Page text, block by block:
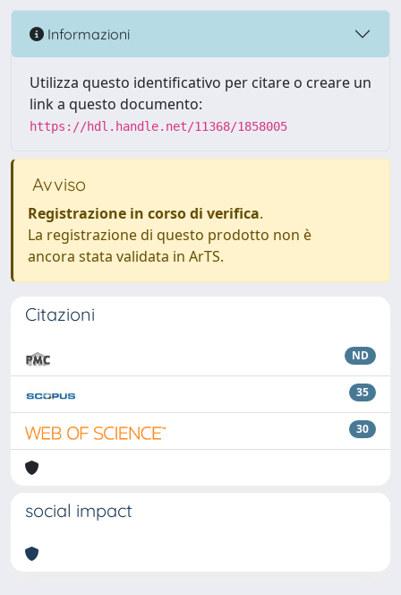
Informazioni
Utilizza questo identificativo per citare o creare un
link a questo documento:
https://hdl.handle.net/11368/1858005
Avviso
Registrazione in corso di verifica.
La registrazione di questo prodotto non è
ancora stata validata in ArTS.
Citazioni
ND
35
30
social impact